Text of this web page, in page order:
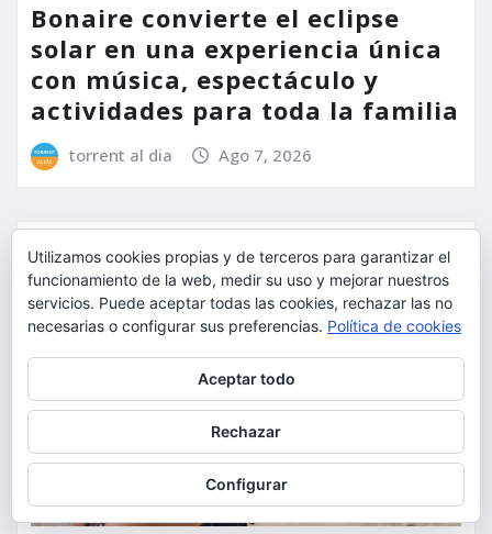
Bonaire convierte el eclipse
solar en una experiencia única
con música, espectáculo y
actividades para toda la familia
torrent al dia Ago 7, 2026
Utilizamos cookies propias y de terceros para garantizar el
funcionamiento de la web, medir su uso y mejorar nuestros
servicios. Puede aceptar todas las cookies, rechazar las no
necesarias o configurar sus preferencias. Política de cookies
Aceptar todo
Rechazar
Configurar
Para obtener más información, incluido cómo gestionar las cookies,